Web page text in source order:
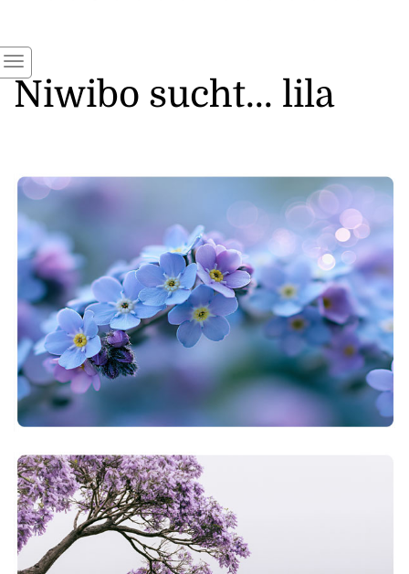
Niwibo sucht... lila